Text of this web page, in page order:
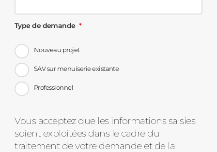
Type de demande
Nouveau projet
SAV sur menuiserie existante
Professionnel
Message
d'état
Vous acceptez que les informations saisies
soient exploitées dans le cadre du
traitement de votre demande et de la